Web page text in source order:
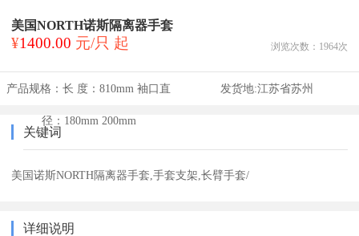
美国NORTH诺斯隔离器手套
¥1400.00 元/只 起 浏览次数： 1964次
产品规格：长 度：810mm 袖口直
径：180mm 200mm
发货地:江苏省苏州
关键词
美国诺斯NORTH隔离器手套,手套支架,长臂手套/
详细说明